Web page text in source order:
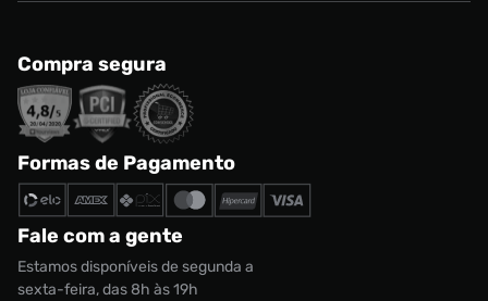
Compra segura
Formas de Pagamento
Fale com a gente
Estamos disponíveis de segunda a
sexta-feira, das 8h às 19h